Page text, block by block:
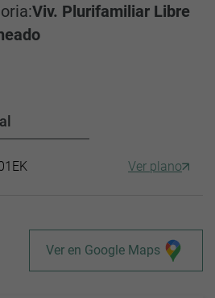
Viv. Plurifamiliar Libre
Ver plano
Ver en Google Maps